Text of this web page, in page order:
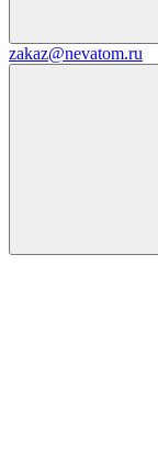
zakaz@nevatom.ru